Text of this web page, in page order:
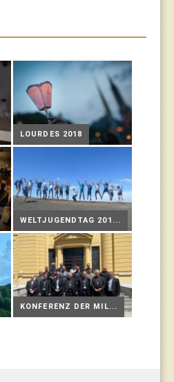
LOURDES 2018
WELTJUGENDTAG 201...
KONFERENZ DER MIL...